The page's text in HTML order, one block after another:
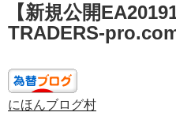
日:
【新規公開
TRADERS-
にほんブログ村